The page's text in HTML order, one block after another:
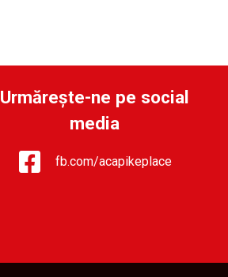
Urmărește-ne pe social
media
fb.com/acapikeplace